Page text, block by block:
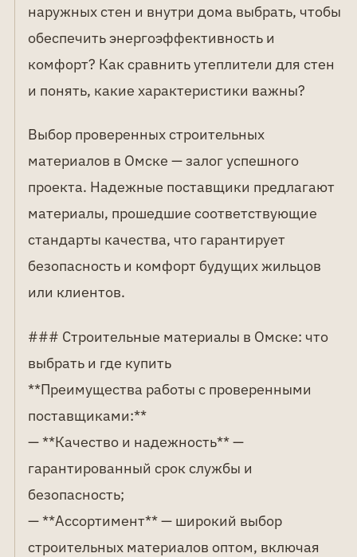
наружных стен и внутри дома выбрать, чтобы
обеспечить энергоэффективность и
комфорт? Как сравнить утеплители для стен
и понять, какие характеристики важны?
Выбор проверенных строительных
материалов в Омске — залог успешного
проекта. Надежные поставщики предлагают
материалы, прошедшие соответствующие
стандарты качества, что гарантирует
безопасность и комфорт будущих жильцов
или клиентов.
### Строительные материалы в Омске: что
выбрать и где купить
**Преимущества работы с проверенными
поставщиками:**
— **Качество и надежность** —
гарантированный срок службы и
безопасность;
— **Ассортимент** — широкий выбор
строительных материалов оптом, включая